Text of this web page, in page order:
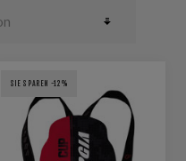
SIE SPAREN -12%